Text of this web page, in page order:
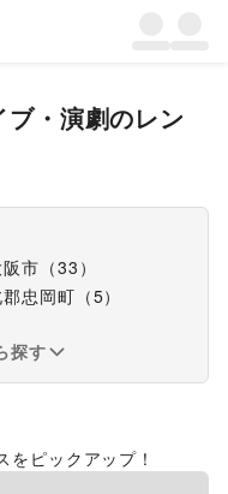
ブ・演劇のレン
市 （33 ）
郡忠岡町 （5）
探す
ピックアップ！